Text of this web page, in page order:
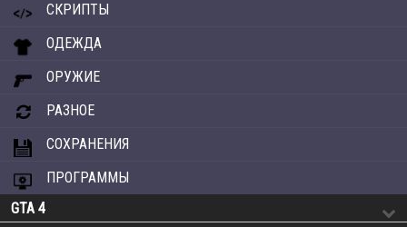
СКРИПТЫ
ОДЕЖДА
ОРУЖИЕ
РАЗНОЕ
СОХРАНЕНИЯ
ПРОГРАММЫ
GTA 4